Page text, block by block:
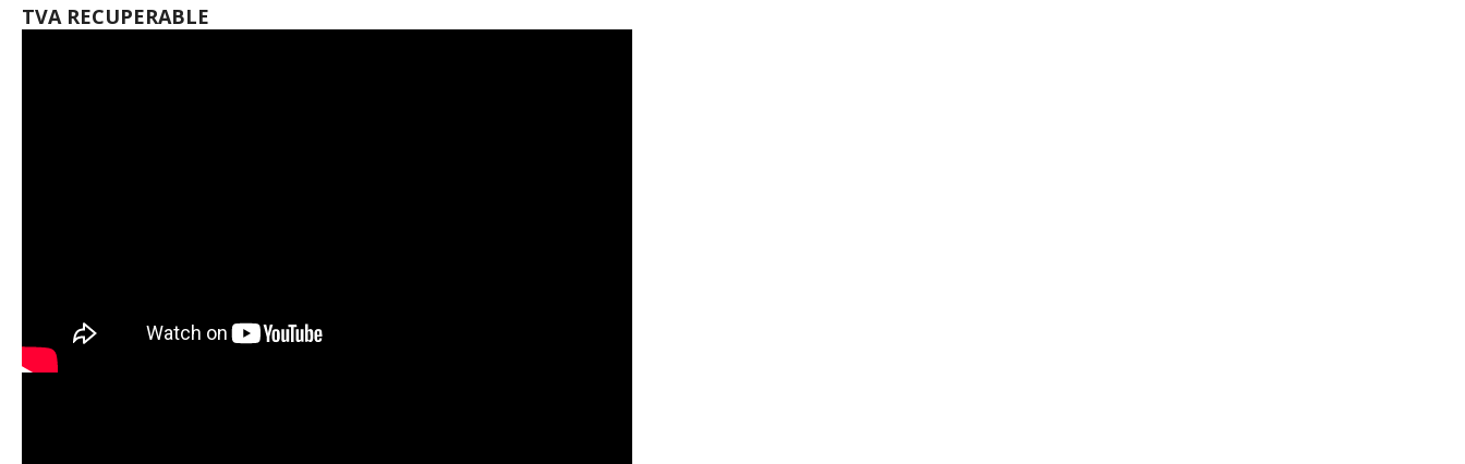
TVA RECUPERABLE